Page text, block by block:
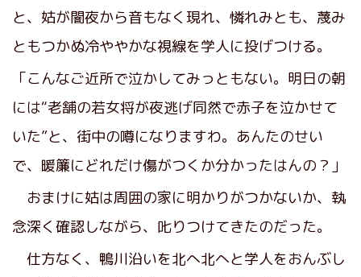
と、姑が闇夜から音もなく現れ、憐れみとも、蔑み
ともつかぬ冷ややかな視線を学人に投げつける。
「こんなご近所で泣かしてみっともない。明日の朝
には“老舗の若女将が夜逃げ同然で赤子を泣かせて
いた”と、街中の噂になりますわ。あんたのせい
で、暖簾にどれだけ傷がつくか分かったはんの？」
おまけに姑は周囲の家に明かりがつかないか、執
念深く確認しながら、𠮟りつけてきたのだった。
仕方なく、鴨川沿いを北へ北へと学人をおんぶし